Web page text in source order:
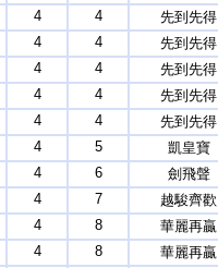
4 4
先到先得
4 4
先到先得
4 4
先到先得
4 4 先到先得
4 4
先到先得
4 5
凱皇寶
4 6
劍飛聲
4 7
越駿齊歡
4 8
華麗再贏
4 8
華麗再贏